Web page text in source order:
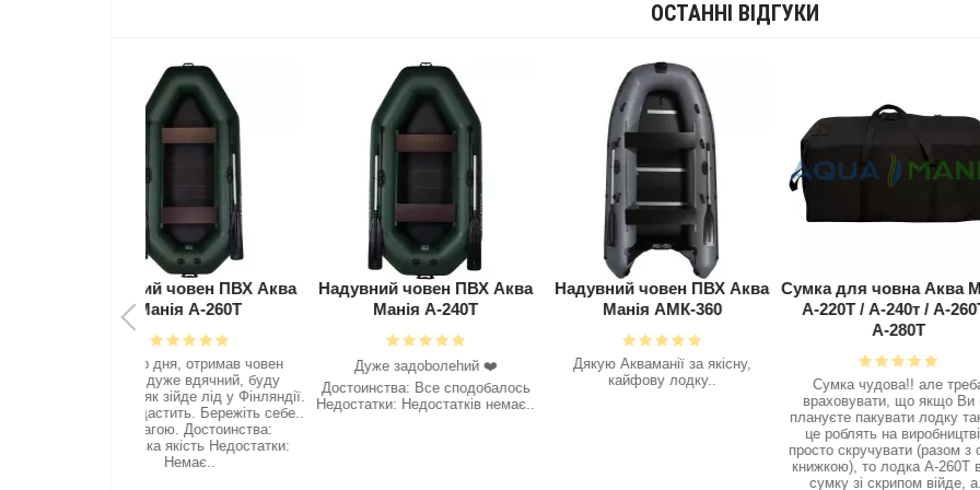
ОСТАННІ ВІДГУКИ
Надувний човен ПВХ Аква
Манія А-240Т
Дyжe зaдoboлehий ❤️‍
Достоинства: Все сподобалось
Недостатки: Недостатків немає..
Надувний човен ПВХ Аква
Манія АМК-360
Дякую Акваманії за якісну,
кайфову лодку..
Сумка для човна Аква Манія
А-220Т / А-240т / А-260Т /
Сумка чудова!! але треба
враховувати, що якщо Ви не
плануєте пакувати лодку так, як
це роблять на виробництві а
просто скручувати (разом з слан
книжкою), то лодка А-260Т в цю
сумку зі скрипом війде, а..
Надувний
Манія
Одразу після
зрозумів, що
вибором човна ,
не слухав і
, а не нднд , з
землі зібрав